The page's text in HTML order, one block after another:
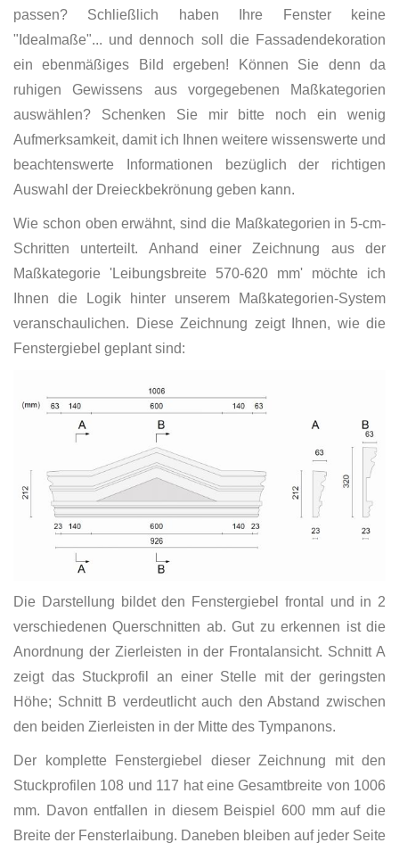
passen? Schließlich haben Ihre Fenster keine
"Idealmaße"... und dennoch soll die Fassadendekoration
ein ebenmäßiges Bild ergeben! Können Sie denn da
ruhigen Gewissens aus vorgegebenen Maßkategorien
auswählen? Schenken Sie mir bitte noch ein wenig
Aufmerksamkeit, damit ich Ihnen weitere wissenswerte und
beachtenswerte Informationen bezüglich der richtigen
Auswahl der Dreieckbekrönung geben kann.
Wie schon oben erwähnt, sind die Maßkategorien in 5-cm-
Schritten unterteilt. Anhand einer Zeichnung aus der
Maßkategorie 'Leibungsbreite 570-620 mm' möchte ich
Ihnen die Logik hinter unserem Maßkategorien-System
veranschaulichen. Diese Zeichnung zeigt Ihnen, wie die
Fenstergiebel geplant sind:
Die Darstellung bildet den Fenstergiebel frontal und in 2
verschiedenen Querschnitten ab. Gut zu erkennen ist die
Anordnung der Zierleisten in der Frontalansicht. Schnitt A
zeigt das Stuckprofil an einer Stelle mit der geringsten
Höhe; Schnitt B verdeutlicht auch den Abstand zwischen
den beiden Zierleisten in der Mitte des Tympanons.
Der komplette Fenstergiebel dieser Zeichnung mit den
Stuckprofilen 108 und 117 hat eine Gesamtbreite von 1006
mm. Davon entfallen in diesem Beispiel 600 mm auf die
Breite der Fensterlaibung. Daneben bleiben auf jeder Seite